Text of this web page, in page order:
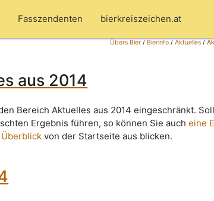
Fasszendenten bierkreiszeichen.at
Übers Bier/Bierinfo/Aktuelles/
aus 2014
Bereich Aktuelles aus 2014 eingeschränkt.
Ergebnis führen, so können Sie aucheine
von der Startseite aus blicken.